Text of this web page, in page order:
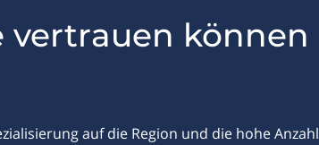
vertrauen können
auf die Region und die hohe Anzahl